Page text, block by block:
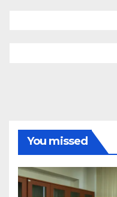
You missed